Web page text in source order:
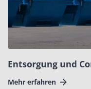
Entsorgung und
Mehr erfahren